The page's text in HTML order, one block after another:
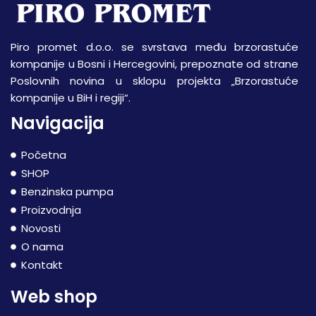
Piro promet d.o.o. se svrstava među brzorastuće
kompanije u Bosni i Hercegovini, prepoznate od strane
Poslovnih novina u sklopu projekta „Brzorastuće
kompanije u BiH i regiji“.
Navigacija
Početna
SHOP
Benzinska pumpa
Proizvodnja
Novosti
O nama
Kontakt
Web shop